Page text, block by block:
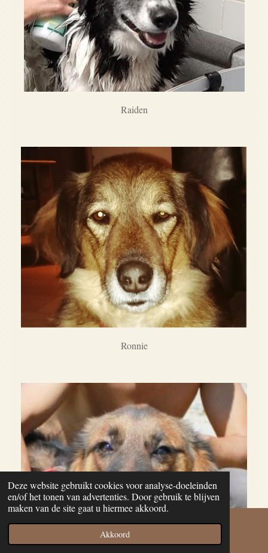
Deze website gebruikt cookies voor analyse-doeleinden
en/of het tonen van advertenties. Door gebruik te blijven
maken van de site gaat u hiermee akkoord.
Akkoord
Raiden
Ronnie